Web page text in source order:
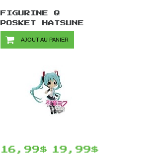
FIGURINE Q
POSKET HATSUNE
MIKU PAR
BANPRESTO - V4X
AJOUT AU PANIER
16,99$ 19,99$